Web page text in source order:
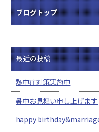
ブログトップ
最近の投稿
熱中症対策実施中
暑中お見舞い申し上げます
happy